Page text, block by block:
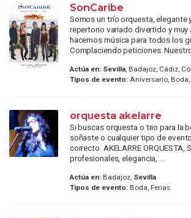
SonCaribe
Somos un trío orquesta, elegante
repertorio variado divertido y muy
hacemos música para todos los
Complaciendo peticiones. Nuestro
Actúa en: Sevilla, Badajoz, Cádiz,
Tipos de evento:Aniversario, Boda,
orquesta akelarre
Si buscas orquesta o trio para la
soñaste o cualquier tipo de
correcto. AKELARRE ORQUESTA,
profesionales, elegancia, ...
Actúa en:Badajoz, Sevilla
Tipos de evento:Boda, Ferias